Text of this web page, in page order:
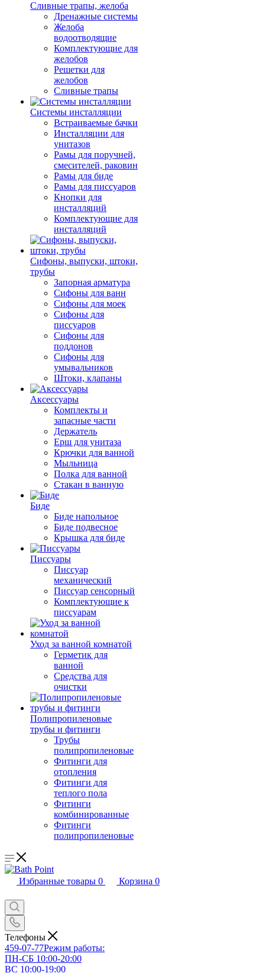
Сливные трапы, желоба
Дренажные системы
Желоба
водоотводящие
Комплектующие для
желобов
Решетки для
желобов
Сливные трапы
Системы инсталляции
Встраиваемые бачки
Инсталляции для
унитазов
Рамы для поручней,
смесителей, раковин
Рамы для биде
Рамы для писсуаров
Кнопки для
инсталляций
Комплектующие для
инсталляций
Сифоны, выпуски, штоки,
трубы
Запорная арматура
Сифоны для ванн
Сифоны для моек
Сифоны для
писсуаров
Сифоны для
поддонов
Сифоны для
умывальников
Штоки, клапаны
Аксессуары
Комплекты и
запасные части
Держатель
Ерш для унитаза
Крючки для ванной
Мыльница
Полка для ванной
Стакан в ванную
Биде
Биде напольное
Биде подвесное
Крышка для биде
Писсуары
Писсуар
механический
Писсуар сенсорный
Комплектующие к
писсуарам
Уход за ванной комнатой
Герметик для
ванной
Средства для
очистки
Полипропиленовые
трубы и фитинги
Трубы
полипропиленовые
Фитинги для
отопления
Фитинги для
теплого пола
Фитинги
комбинированные
Фитинги
полипропиленовые
Избранные товары 0 Корзина 0
Телефоны
459-07-77Режим работы:
ПН-СБ 10:00-20:00
ВС 10:00-19:00